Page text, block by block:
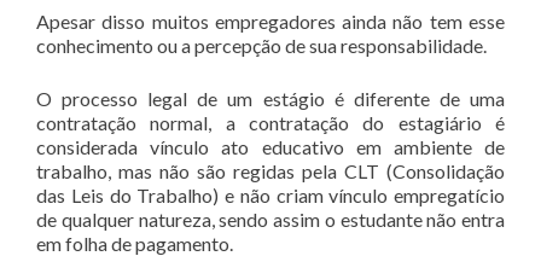
Apesar disso muitos empregadores ainda não tem esse
conhecimento ou a percepção de sua responsabilidade.
O processo legal de um estágio é diferente de uma
contratação normal, a contratação do estagiário é
considerada vínculo ato educativo em ambiente de
trabalho, mas não são regidas pela CLT (Consolidação
das Leis do Trabalho) e não criam vínculo empregatício
de qualquer natureza, sendo assim o estudante não entra
em folha de pagamento.